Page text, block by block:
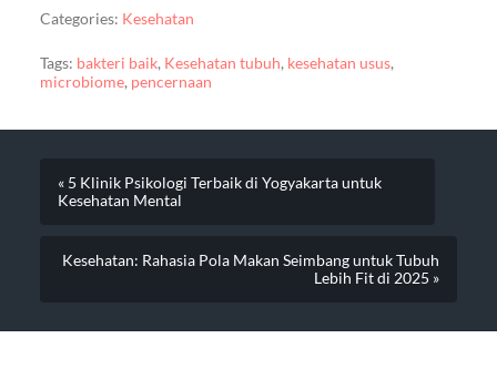
Categories: Kesehatan
Tags: bakteri baik, Kesehatan tubuh, kesehatan usus,
microbiome, pencernaan
« 5 Klinik Psikologi Terbaik di Yogyakarta untuk
Kesehatan Mental
Kesehatan: Rahasia Pola Makan Seimbang untuk Tubuh
Lebih Fit di 2025 »